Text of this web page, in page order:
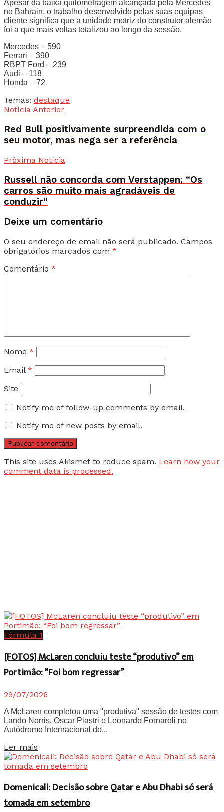
Apesar da baixa quilometragem alcançada pela Mercedes
no Bahrain, o trabalho desenvolvido pelas suas equipas
cliente significa que a unidade motriz do construtor alemão
foi a que mais voltas totalizou ao longo da sessão.
Mercedes – 590
Ferrari – 390
RBPT Ford – 239
Audi – 118
Honda – 72
Temas: destaque
Notícia Anterior
Red Bull positivamente surpreendida com o
seu motor, mas nega ser a referência
Próxima Notícia
Russell não concorda com Verstappen: “Os
carros são muito mais agradáveis de
conduzir”
Deixe um comentário
O seu endereço de email não será publicado. Campos
obrigatórios marcados com *
Comentário *
Nome *
Email *
Site
Notify me of follow-up comments by email.
Notify me of new posts by email.
This site uses Akismet to reduce spam. Learn how your
comment data is processed.
Fórmula 1
[FOTOS] McLaren concluiu teste “produtivo” em
Portimão: “Foi bom regressar”
29/07/2026
A McLaren completou uma "produtiva" sessão de testes com
Lando Norris, Oscar Piastri e Leonardo Fornaroli no
Autódromo Internacional do...
Ler mais
Domenicali: Decisão sobre Qatar e Abu Dhabi só será
tomada em setembro